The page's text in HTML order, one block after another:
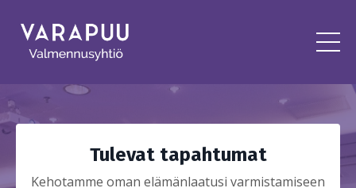
Tulevat tapahtumat
Kehotamme oman elämänlaatusi varmistamiseen